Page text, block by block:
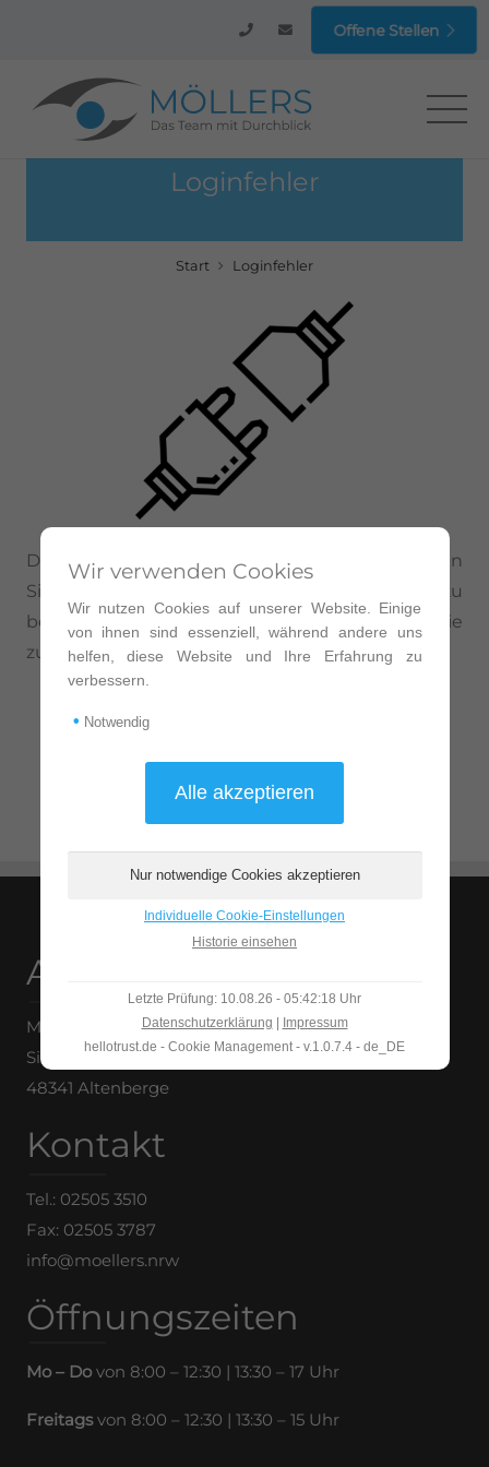
Offene Stellen
Loginfehler
Start Loginfehler
Dieser Loginversuch war leider fehlerhaft. Sollten
Sie nicht autorisiert sein, diese Website zu
bearbeiten wenden Sie sich bitte an den für Sie
zuständigen Administrator.
Adresse
Michael Möllers e.K.
Siemensstraße 12
48341 Altenberge
Kontakt
Tel.: 02505 3510
Fax: 02505 3787
info@moellers.nrw
Öffnungszeiten
Mo – Dovon 8:00 – 12:30 | 13:30 – 17 Uhr
Freitagsvon 8:00 – 12:30 | 13:30 – 15 Uhr
Wir verwenden Cookies
Wir nutzen Cookies auf unserer Website. Einige
von ihnen sind essenziell, während andere uns
helfen, diese Website und Ihre Erfahrung zu
verbessern.
• Notwendig
Individuelle Cookie-Einstellungen
Historie einsehen
Letzte Prüfung: 10.08.26 - 05:42:18 Uhr
Datenschutzerklärung
Impressum
hellotrust.de - Cookie Management - v.1.0.7.4 - de_DE